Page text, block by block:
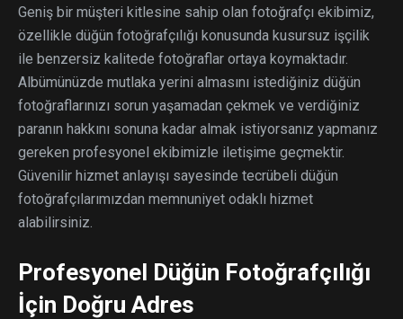
Geniş bir müşteri kitlesine sahip olan fotoğrafçı ekibimiz,
özellikle düğün fotoğrafçılığı konusunda kusursuz işçilik
ile benzersiz kalitede fotoğraflar ortaya koymaktadır.
Albümünüzde mutlaka yerini almasını istediğiniz düğün
fotoğraflarınızı sorun yaşamadan çekmek ve verdiğiniz
paranın hakkını sonuna kadar almak istiyorsanız yapmanız
gereken profesyonel ekibimizle iletişime geçmektir.
Güvenilir hizmet anlayışı sayesinde tecrübeli düğün
fotoğrafçılarımızdan memnuniyet odaklı hizmet
alabilirsiniz.
Profesyonel Düğün Fotoğrafçılığı
İçin Doğru Adres